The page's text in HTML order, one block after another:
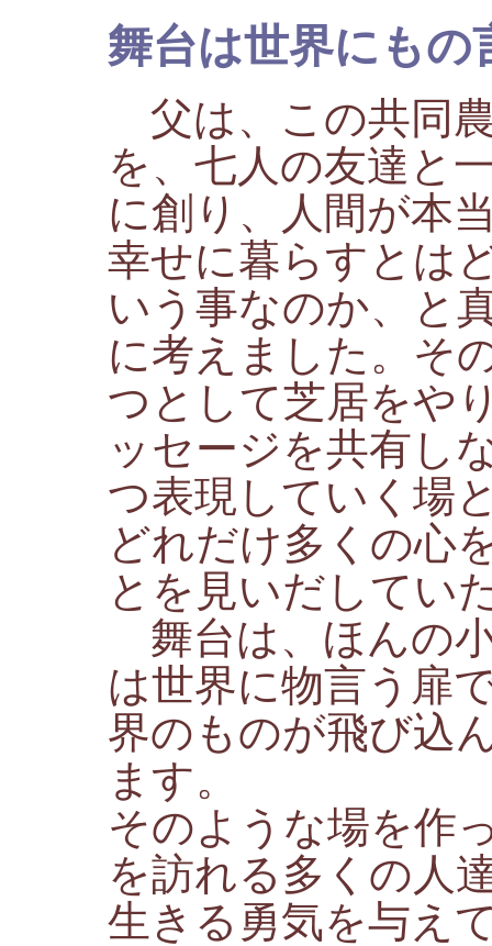
舞台は世界にもの
父は、この共同
を、七人の友達と
に創り、人間が本
幸せに暮らすとは
いう事なのか、と
に考えました。そ
つとして芝居をや
ッセージを共有し
つ表現していく場
どれだけ多くの心
とを見いだしてい
舞台は、ほんの
は世界に物言う扉
界のものが飛び込
ます。
そのような場を作
を訪れる多くの人
生きる勇気を与え